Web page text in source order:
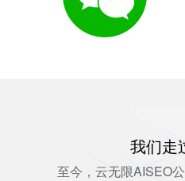
我们走
至今，云无限AISEO